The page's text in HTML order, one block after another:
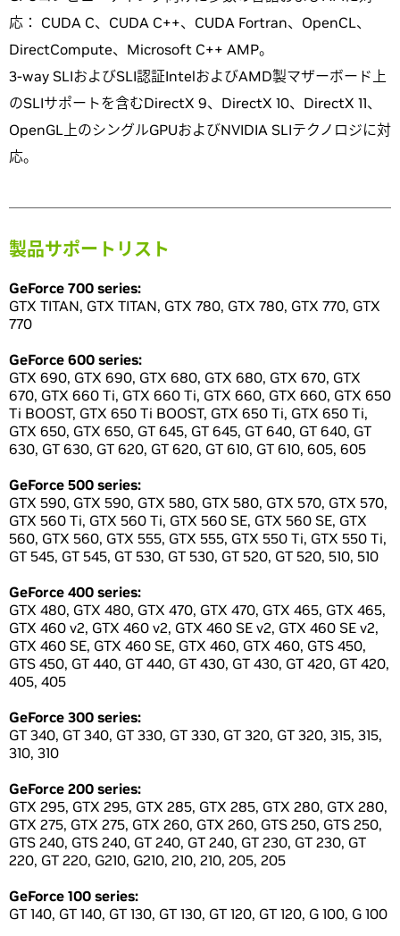
応： CUDA C、CUDA C++、CUDA Fortran、OpenCL、
DirectCompute、Microsoft C++ AMP。
3-way SLIおよびSLI認証IntelおよびAMD製マザーボード上
のSLIサポートを含むDirectX 9、DirectX 10、DirectX 11、
OpenGL上のシングルGPUおよびNVIDIA SLIテクノロジに対
応。
製品サポートリスト
GeForce 700 series:
GTX TITAN, GTX TITAN, GTX 780, GTX 780, GTX 770, GTX
770
GeForce 600 series:
GTX 690, GTX 690, GTX 680, GTX 680, GTX 670, GTX
670, GTX 660 Ti, GTX 660 Ti, GTX 660, GTX 660, GTX 650
Ti BOOST, GTX 650 Ti BOOST, GTX 650 Ti, GTX 650 Ti,
GTX 650, GTX 650, GT 645, GT 645, GT 640, GT 640, GT
630, GT 630, GT 620, GT 620, GT 610, GT 610, 605, 605
GeForce 500 series:
GTX 590, GTX 590, GTX 580, GTX 580, GTX 570, GTX 570,
GTX 560 Ti, GTX 560 Ti, GTX 560 SE, GTX 560 SE, GTX
560, GTX 560, GTX 555, GTX 555, GTX 550 Ti, GTX 550 Ti,
GT 545, GT 545, GT 530, GT 530, GT 520, GT 520, 510, 510
GeForce 400 series:
GTX 480, GTX 480, GTX 470, GTX 470, GTX 465, GTX 465,
GTX 460 v2, GTX 460 v2, GTX 460 SE v2, GTX 460 SE v2,
GTX 460 SE, GTX 460 SE, GTX 460, GTX 460, GTS 450,
GTS 450, GT 440, GT 440, GT 430, GT 430, GT 420, GT 420,
405, 405
GeForce 300 series:
GT 340, GT 340, GT 330, GT 330, GT 320, GT 320, 315, 315,
310, 310
GeForce 200 series:
GTX 295, GTX 295, GTX 285, GTX 285, GTX 280, GTX 280,
GTX 275, GTX 275, GTX 260, GTX 260, GTS 250, GTS 250,
GTS 240, GTS 240, GT 240, GT 240, GT 230, GT 230, GT
220, GT 220, G210, G210, 210, 210, 205, 205
GeForce 100 series:
GT 140, GT 140, GT 130, GT 130, GT 120, GT 120, G 100, G 100